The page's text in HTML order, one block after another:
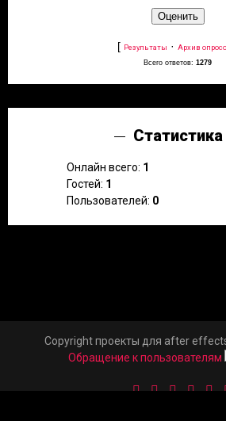
[ Результаты · Архив
Всего ответов: 1279
Статистика
Онлайн всего: 1
Гостей: 1
Пользователей: 0
Copyright проекты для after
Обращение к пользователям